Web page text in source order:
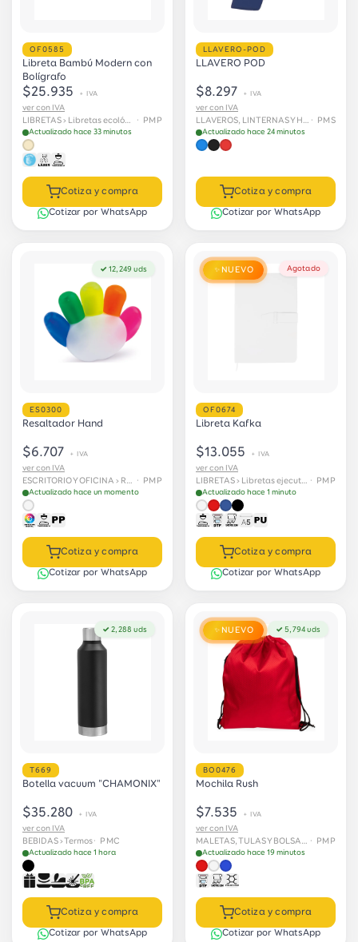
OF0585
Libreta Bambú Modern con
Bolígrafo
$25.935 + IVA
ver con IVA
· PMP
Actualizado hace 33 minutos
Cotiza y compra
Cotizar por WhatsApp
LLAVERO-POD
LLAVERO POD
$8.297 + IVA
ver con IVA
· PMS
Actualizado hace 24 minutos
Cotiza y compra
Cotizar por WhatsApp
✓ 12,249 uds
ES0300
Resaltador Hand
$6.707 + IVA
ver con IVA
· PMP
Actualizado hace un momento
Cotiza y compra
Cotizar por WhatsApp
✨ NUEVO Agotado
OF0674
Libreta Kafka
$13.055 + IVA
ver con IVA
· PMP
Actualizado hace 1 minuto
Cotiza y compra
Cotizar por WhatsApp
✓ 2,288 uds
T669
Botella vacuum "CHAMONIX"
$35.280 + IVA
ver con IVA
BEBIDAS › Termos· PMC
Actualizado hace 1 hora
Cotiza y compra
Cotizar por WhatsApp
✨ NUEVO ✓ 5,794 uds
BO0476
Mochila Rush
$7.535 + IVA
ver con IVA
· PMP
Actualizado hace 19 minutos
Cotiza y compra
Cotizar por WhatsApp